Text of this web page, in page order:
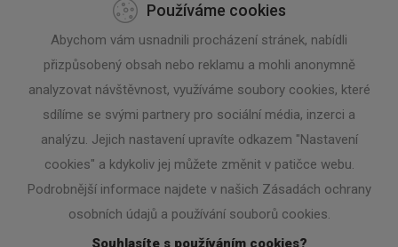
Máte zájem o zaslání novinek?
Zadejte svoji e-mailovou adresu
Používáme cookies
Abychom vám usnadnili procházení stránek, nabídli
přizpůsobený obsah nebo reklamu a mohli anonymně
analyzovat návštěvnost, využíváme soubory cookies, které
sdílíme se svými partnery pro sociální média, inzerci a
analýzu. Jejich nastavení upravíte odkazem "Nastavení
cookies" a kdykoliv jej můžete změnit v patičce webu.
Podrobnější informace najdete v našich Zásadách ochrany
osobních údajů a používání souborů cookies.
Souhlasíte s používáním cookies?